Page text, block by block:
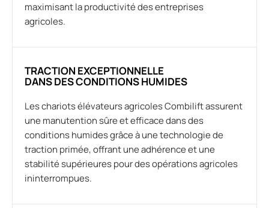
maximisant la productivité des entreprises
agricoles.
TRACTION EXCEPTIONNELLE
DANS DES CONDITIONS HUMIDES
Les chariots élévateurs agricoles Combilift assurent
une manutention sûre et efficace dans des
conditions humides grâce à une technologie de
traction primée, offrant une adhérence et une
stabilité supérieures pour des opérations agricoles
ininterrompues.